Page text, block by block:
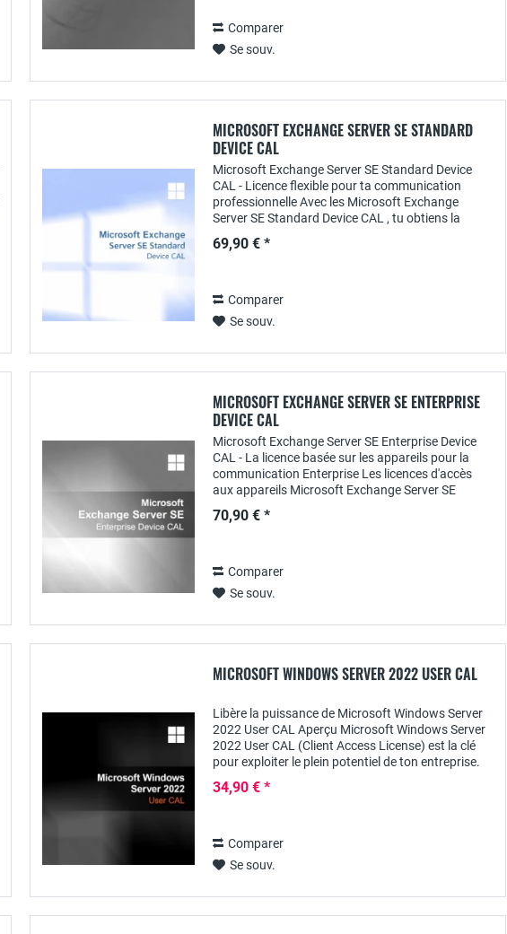
Comparer
Se souv.
MICROSOFT EXCHANGE SERVER SE STANDARD
DEVICE CAL
Microsoft Exchange Server SE Standard Device
CAL - Licence flexible pour ta communication
professionnelle Avec les Microsoft Exchange
Server SE Standard Device CAL , tu obtiens la
69,90 € *
Comparer
Se souv.
MICROSOFT EXCHANGE SERVER SE ENTERPRISE
DEVICE CAL
Microsoft Exchange Server SE Enterprise Device
CAL - La licence basée sur les appareils pour la
communication Enterprise Les licences d'accès
aux appareils Microsoft Exchange Server SE
de...
70,90 € *
Comparer
Se souv.
MICROSOFT WINDOWS SERVER 2022 USER CAL
Libère la puissance de Microsoft Windows Server
2022 User CAL Aperçu Microsoft Windows Server
2022 User CAL (Client Access License) est la clé
pour exploiter le plein potentiel de ton entreprise.
34,90 € *
Comparer
Se souv.